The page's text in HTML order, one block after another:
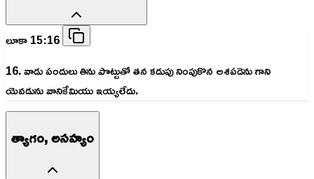
లూకా 15:16
16. వాడు పందులు తిను పొట్టుతో తన కడుపు నింపుకొన అశపడెను గాని
యెవడును వానికేమియు ఇయ్యలేదు.
త్యాగం, అసహ్యం